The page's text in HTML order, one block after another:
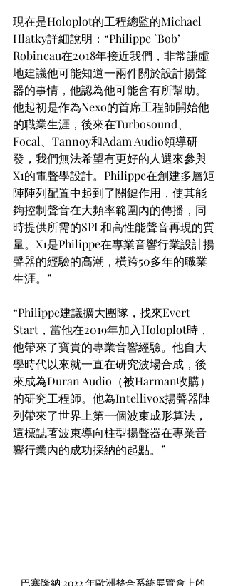
現在是Holoplot的工程總監的Michael
Hlatky詳細說明：“Philippe `Bob’
Robineau在2018年接近我們，非常謙虛
地建議他可能知道一兩件關於設計揚聲
器的事情，他認為他可能會有所幫助。
他起初是作為Nexo的首席工程師開始他
的職業生涯，後來在Turbosound、
Focal、Tannoy和Adam Audio領導研
發，我們無法希望有更好的人選來參與
X1的電聲學設計。Philippe在創建多層矩
陣陣列配置中起到了關鍵作用，使其能
夠控制聲音在大頻率範圍內的傳播，同
時提供所需的SPL和高性能聲音再現的質
量。X1是Philippe在專業音響行業設計揚
聲器的經驗的高潮，橫跨50多年的職業
生涯。”
“Philippe建議擴大團隊，找來Evert
Start，當他在2019年加入Holoplot時，
他帶來了寶貴的專業音響經驗。他自大
學時代以來就一直在研究波場合成，後
來成為Duran Audio（被Harman收購）
的研究工程師。他為Intellivox揚聲器陣
列帶來了世界上第一個波束成形算法，
這標誌著波束導向柱型揚聲器在專業音
響行業內的成功採納的起點。”
巴塞隆納 2022 年歐洲整合系統展覽會上的